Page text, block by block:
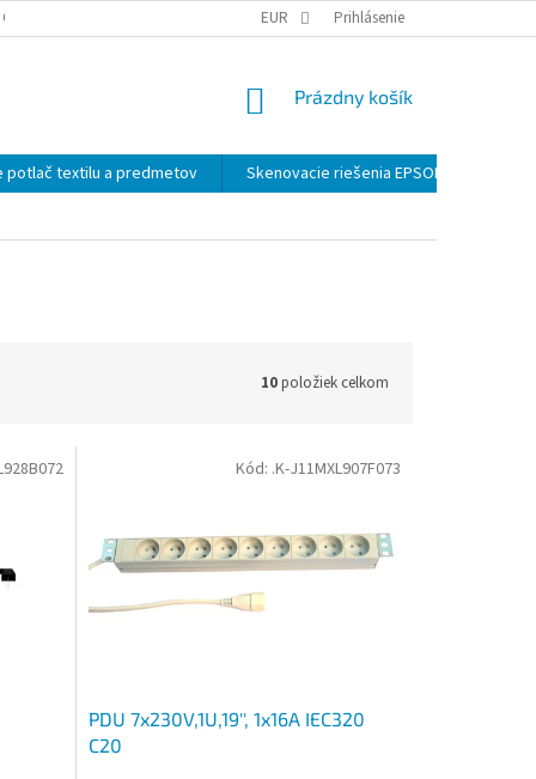
ÚDAJOV EUR Prihlásenie
NÁKUPNÝ
Prázdny košík
potlač textilu a predmetov Skenovacie riešenia EPSON
10položiek celkom
PDU 7x230V,1U,19'', 1x16A IEC320
C20
Kód: .K-J11MXL907F073